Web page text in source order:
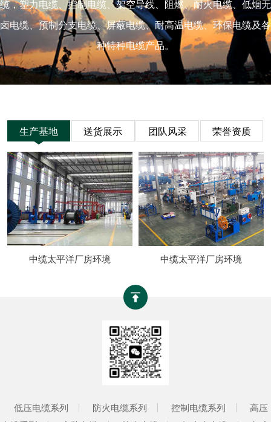
缆，塑力电缆、控制电缆、架空导线、阻燃、耐火电缆、低烟无
卤电缆、预制分支电缆、屏蔽电缆、耐高温电缆、环保电缆及各
种特种电缆产品。
生产基地 送货展示 团队风采 荣誉资质
中缆太平洋厂房环境 中缆太平洋厂房环境
低压电缆系列 防火电缆系列 控制电缆系列
高压